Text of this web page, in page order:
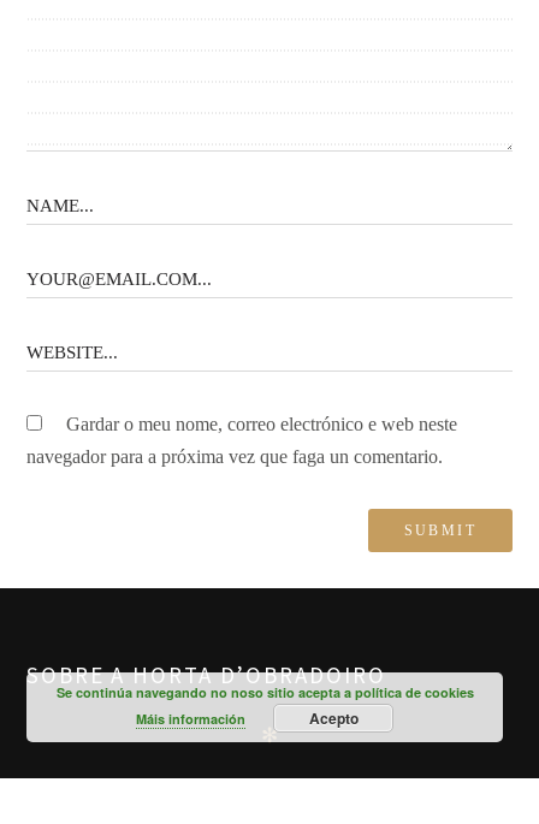
Gardar o meu nome, correo electrónico e web neste
navegador para a próxima vez que faga un comentario.
SOBRE A HORTA D’OBRADOIRO
✻
Se continúa navegando no noso sitio acepta a política de cookies
Máis información
Acepto